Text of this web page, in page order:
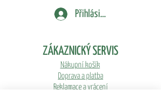
Přihlásit se
ZÁKAZNICKÝ SERVIS
Nákupní košík
Doprava a platba
Reklamace a vrácení